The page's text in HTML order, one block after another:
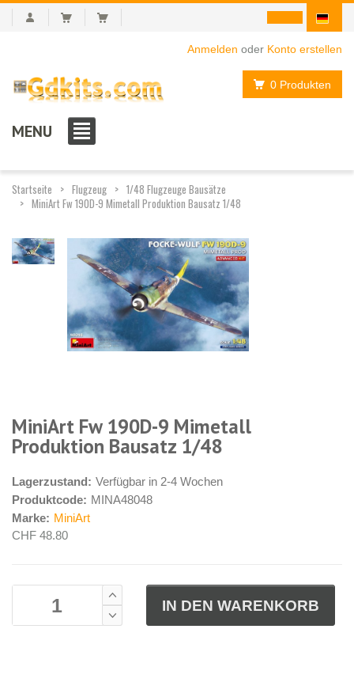
Anmelden oder Konto erstellen
0 Produkten
MENU
Startseite Flugzeug
1/48 Flugzeuge Bausätze
MiniArt Fw 190D-9 Mimetall Produktion Bausatz 1/48
MiniArt Fw 190D-9 Mimetall
Produktion Bausatz 1/48
Lagerzustand: Verfügbar in 2-4 Wochen
Produktcode: MINA48048
Marke: MiniArt
CHF 48.80